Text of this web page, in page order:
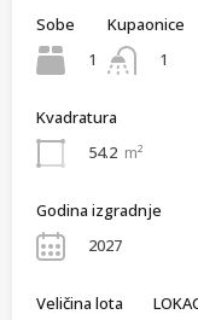
Sobe
1
Kupaonice
1
Kvadratura
54.2 m²
Godina izgradnje
2027
Veličina lota